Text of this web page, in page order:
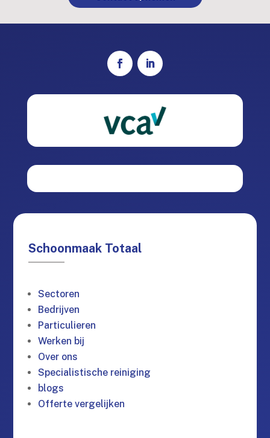
Schoonmaak Totaal
Sectoren
Bedrijven
Particulieren
Werken bij
Over ons
Specialistische reiniging
blogs
Offerte vergelijken